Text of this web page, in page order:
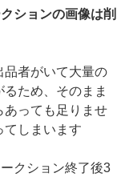
ションの画像は削
品者がいて大量の
ため、そのまま
あっても足りませ
てしまいます
クション終了後3